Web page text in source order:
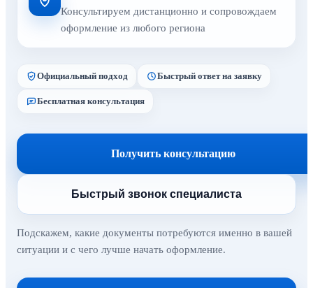
Консультируем дистанционно и сопровождаем
оформление из любого региона
Официальный подход Быстрый ответ на заявку
Бесплатная консультация
Получить консультацию
Быстрый звонок специалиста
Подскажем, какие документы потребуются именно в вашей
ситуации и с чего лучше начать оформление.